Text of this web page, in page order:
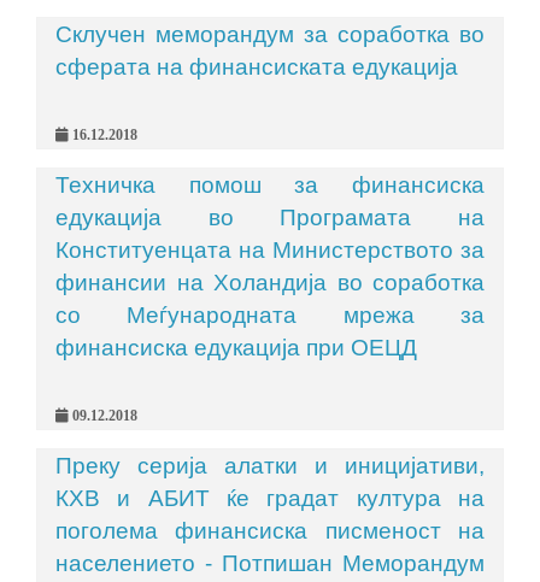
Склучен меморандум за соработка во
сферата на финансиската едукација
16.12.2018
Техничка помош за финансиска
едукација во Програмата на
Конституенцата на Министерството за
финансии на Холандија во соработка
со Меѓународната мрежа за
финансиска едукација при ОЕЦД
09.12.2018
Преку серија алатки и иницијативи,
КХВ и АБИТ ќе градат култура на
поголема финансиска писменост на
населението - Потпишан Меморандум